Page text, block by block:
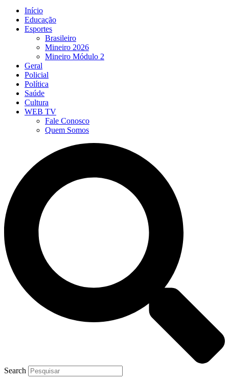
Início
Educação
Esportes
Brasileiro
Mineiro 2026
Mineiro Módulo 2
Geral
Policial
Política
Saúde
Cultura
WEB TV
Fale Conosco
Quem Somos
Search